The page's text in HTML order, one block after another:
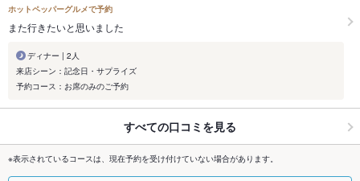
ホットペッパーグルメで予約
また行きたいと思いました
ディナー | 2人
来店シーン：記念日・サプライズ
予約コース：お席のみのご予約
すべての口コミを見る
※表示されているコースは、現在予約を受け付けていない場合があります。